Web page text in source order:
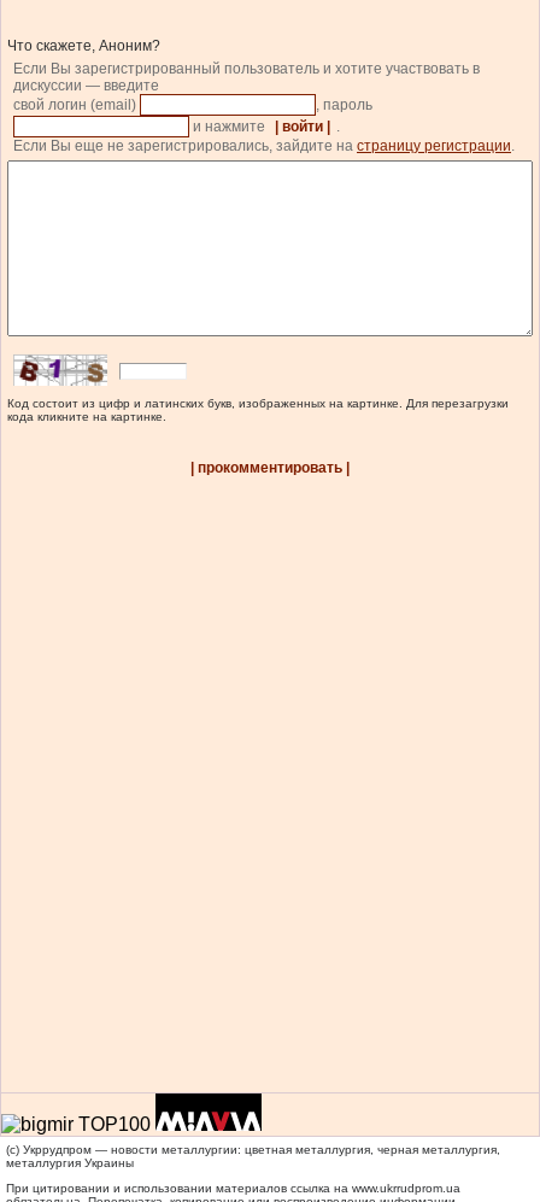
Что скажете, Аноним?
Если Вы зарегистрированный пользователь и хотите участвовать в
дискуссии — введите
свой логин (email)
, пароль
и нажмите
| войти |
.
Если Вы еще не зарегистрировались, зайдите на страницу регистрации.
Код состоит из цифр и латинских букв, изображенных на картинке. Для перезагрузки
кода кликните на картинке.
| прокомментировать |
(c) Укррудпром — новости металлургии: цветная металлургия, черная металлургия,
металлургия Украины
При цитировании и использовании материалов ссылка на www.ukrrudprom.ua